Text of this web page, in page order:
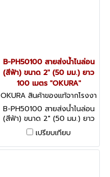
B-PH50100 สายส่งน้ำไนล่อน
(สีฟ้า) ขนาด 2" (50 มม.) ยาว
100 เมตร "OKURA"
OKURA สินค้าของแท้จากโรงงา
นผู้ผลิต B-PH50100
B-PH50100 สายส่งน้ำไนล่อน
(สีฟ้า) ขนาด 2" (50 มม.) ยาว
100 เมตร "OKURA"
เปรียบเทียบ